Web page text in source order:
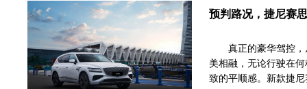
预判路况，捷尼赛
真正的豪华驾控
美相融，无论行驶在
致的平顺感。新款捷